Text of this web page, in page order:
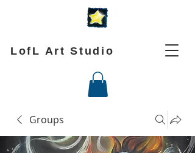
LofL Art Studio
Groups